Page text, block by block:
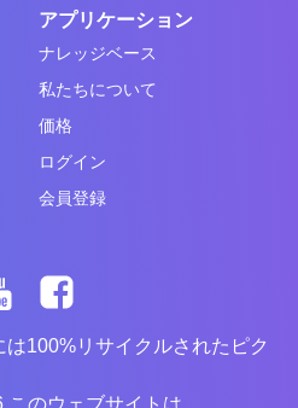
アプリケーション
ナレッジベース
私たちについて
価格
ログイン
会員登録
100%リサイクルされたピク
のウェブサイトは